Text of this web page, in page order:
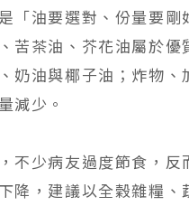
「油要選對、份量要剛
苦茶油、芥花油屬於優
奶油與椰子油；炸物、
減少。
不少病友過度節食，反
降，建議以全穀雜糧、